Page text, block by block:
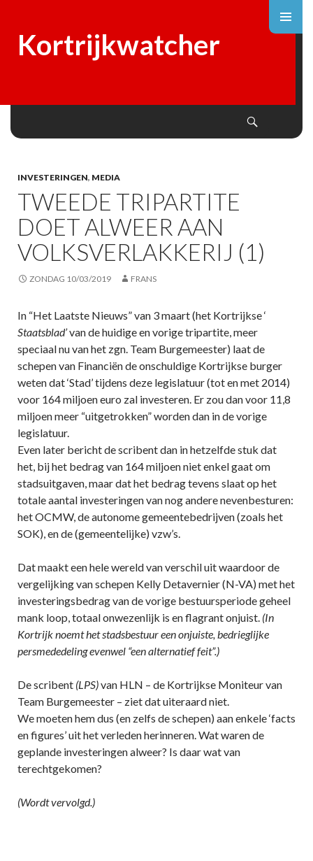
Kortrijkwatcher
INVESTERINGEN, MEDIA
TWEEDE TRIPARTITE
DOET ALWEER AAN
VOLKSVERLAKKERIJ (1)
ZONDAG 10/03/2019 FRANS
In “Het Laatste Nieuws” van 3 maart (het Kortrijkse ‘
Staatsblad’van de huidige en vorige tripartite, meer
speciaal nu van het zgn. Team Burgemeester) laat de
schepen van Financiën de onschuldige Kortrijkse burger
weten dat ‘Stad’ tijdens deze legislatuur (tot en met 2014)
voor 164 miljoen euro zal investeren. Er zou dan voor 11,8
miljoen meer “uitgetrokken” worden dan in de vorige
legislatuur.
Even later bericht de scribent dan in hetzelfde stuk dat
het, bij het bedrag van 164 miljoen niet enkel gaat om
stadsuitgaven, maar dat het bedrag tevens slaat op het
totale aantal investeringen van nog andere nevenbesturen:
het OCMW, de autonome gemeentebedrijven (zoals het
SOK), en de (gemeentelijke) vzw’s.
Dat maakt een hele wereld van verschil uit waardoor de
vergelijking van schepen Kelly Detavernier (N-VA) met het
investeringsbedrag van de vorige bestuursperiode geheel
mank loop, totaal onwezenlijk is en flagrant onjuist. (In
Kortrijk noemt het stadsbestuur een onjuiste, bedrieglijke
persmededeling evenwel “een alternatief feit”.)
De scribent (LPS)van HLN – de Kortrijkse Moniteur van
Team Burgemeester – ziet dat uiteraard niet.
We moeten hem dus (en zelfs de schepen) aan enkele ‘facts
en figures’ uit het verleden herinneren. Wat waren de
geplande investeringen alweer? Is daar wat van
terechtgekomen?
(Wordt vervolgd.)